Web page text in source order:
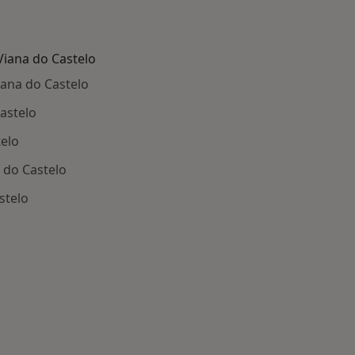
do Castelo
do Castelo
Castelo